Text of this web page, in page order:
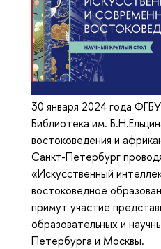
30 января 2024 года
Библиотека им.
востоковедения и
Санкт-Петербург
«Искусственный
востоковедное
примут участие
образовательных и
Петербурга и Москвы.